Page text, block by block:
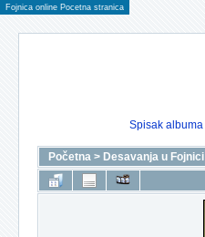
Fojnica online Pocetna stranica
Spisak albuma
Početna > Desavanja u Fojnici